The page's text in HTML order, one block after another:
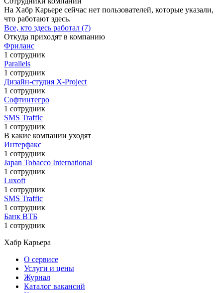
На Хабр Карьере сейчас нет пользователей, которые указали,
что работают здесь.
Все, кто здесь работал (7)
Откуда приходят в компанию
Фриланс
1 сотрудник
Parallels
1 сотрудник
Дизайн-студия X-Project
1 сотрудник
Софтинтегро
1 сотрудник
SMS Traffic
1 сотрудник
В какие компании уходят
Интерфакс
1 сотрудник
Japan Tobacco International
1 сотрудник
Luxoft
1 сотрудник
SMS Traffic
1 сотрудник
Банк ВТБ
1 сотрудник
Хабр Карьера
О сервисе
Услуги и цены
Журнал
Каталог вакансий